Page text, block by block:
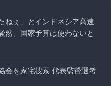
ねぇ」とインドネシア高速
然、国家予算は使わないと
会を家宅捜索 代表監督選考